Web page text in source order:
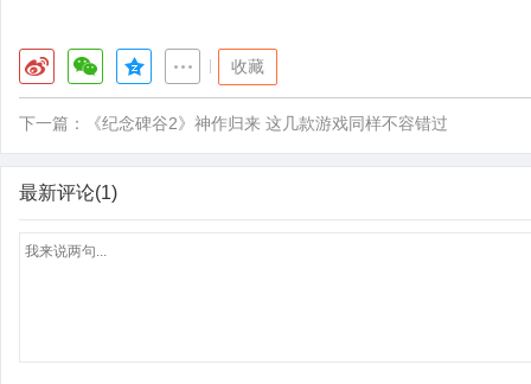
收藏
下一篇： 《纪念碑谷2》神作归来 这几款游戏同样不容错过
最新评论(1)